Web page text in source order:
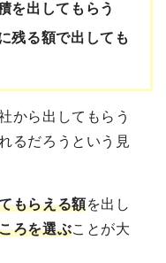
を出してもらう
残る額で出しても
から出してもらう
るだろうという見
もらえる額を出し
ろを選ぶことが大